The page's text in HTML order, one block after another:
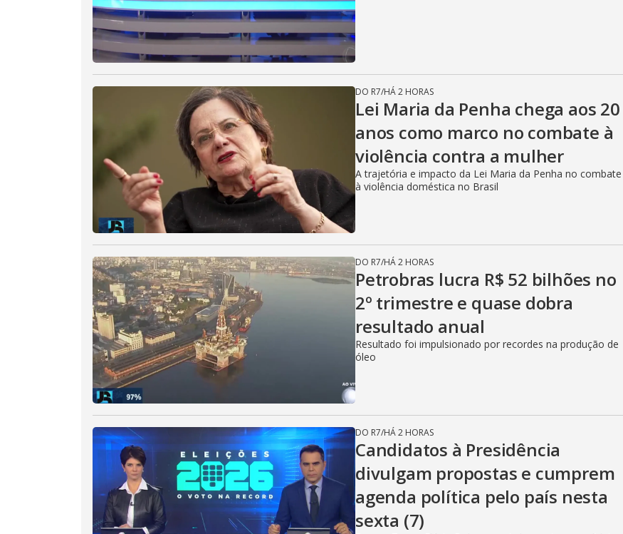
DO R7/HÁ 2 HORAS
Lei Maria da Penha chega aos 20
anos como marco no combate à
violência contra a mulher
A trajetória e impacto da Lei Maria da Penha no combate
à violência doméstica no Brasil
DO R7/HÁ 2 HORAS
Petrobras lucra R$ 52 bilhões no
2º trimestre e quase dobra
resultado anual
Resultado foi impulsionado por recordes na produção de
óleo
DO R7/HÁ 2 HORAS
Candidatos à Presidência
divulgam propostas e cumprem
agenda política pelo país nesta
sexta (7)